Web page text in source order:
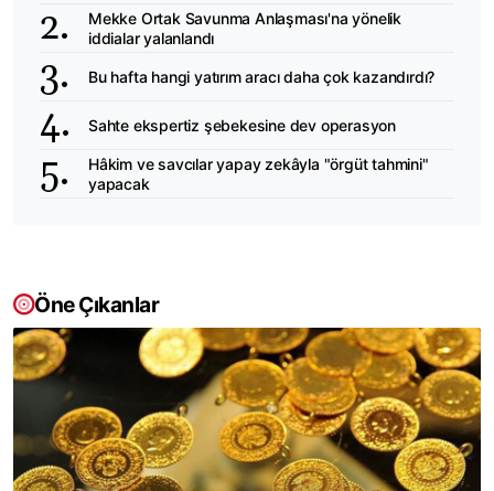
Mekke Ortak Savunma Anlaşması'na yönelik
iddialar yalanlandı
Bu hafta hangi yatırım aracı daha çok kazandırdı?
Sahte ekspertiz şebekesine dev operasyon
Hâkim ve savcılar yapay zekâyla "örgüt tahmini"
yapacak
Öne Çıkanlar